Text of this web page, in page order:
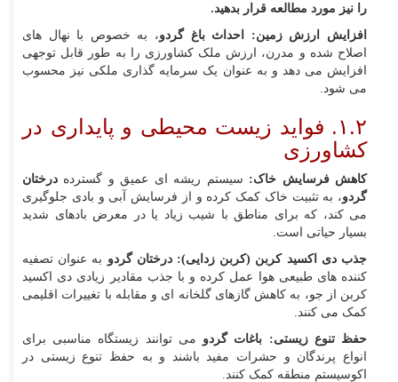
را نیز مورد مطالعه قرار بدهید.
افزایش ارزش زمین:
احداث باغ گردو، به خصوص با نهال‌ های
اصلاح‌ شده و مدرن، ارزش ملک کشاورزی را به طور قابل توجهی
افزایش می‌ دهد و به عنوان یک سرمایه‌ گذاری ملکی نیز محسوب
می‌ شود.
۱.۲. فواید زیست‌ محیطی و پایداری در
کشاورزی
کاهش فرسایش خاک: سیستم ریشه‌ ای عمیق و گسترده درختان
گردو، به تثبیت خاک کمک کرده و از فرسایش آبی و بادی جلوگیری
می‌ کند، که برای مناطق با شیب زیاد یا در معرض بادهای شدید
بسیار حیاتی است.
جذب دی‌ اکسید کربن (کربن‌ زدایی): درختان گردو به عنوان تصفیه‌
کننده‌ های طبیعی هوا عمل کرده و با جذب مقادیر زیادی دی‌ اکسید
کربن از جو، به کاهش گازهای گلخانه‌ ای و مقابله با تغییرات اقلیمی
کمک می‌ کنند.
حفظ تنوع زیستی: باغات گردو می‌ توانند زیستگاه مناسبی برای
انواع پرندگان و حشرات مفید باشند و به حفظ تنوع زیستی در
اکوسیستم منطقه کمک کنند.